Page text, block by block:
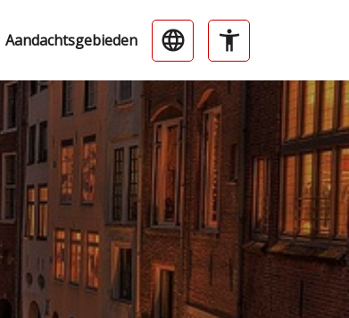
Aandachtsgebieden